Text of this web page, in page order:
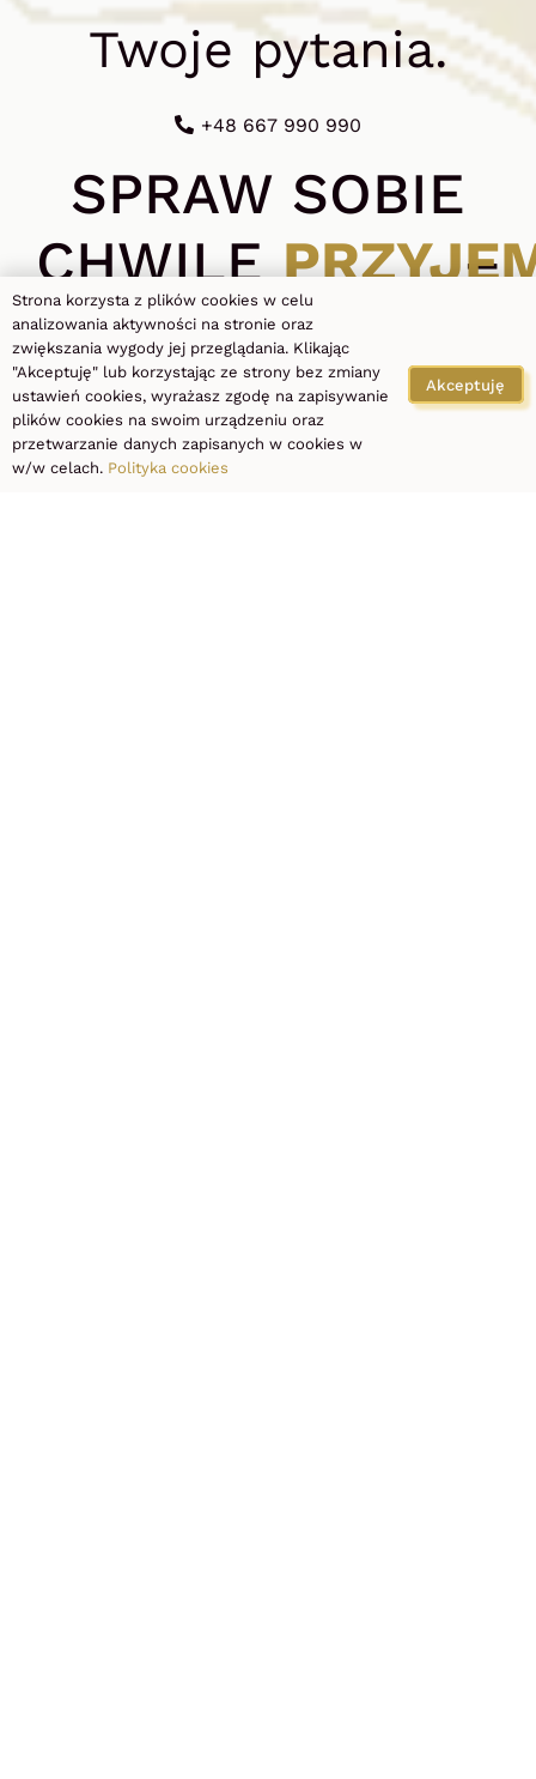
Twoje pytania.
+48 667 990 990
SPRAW SOBIE
CHWILĘ
–
WYBIERZ
ZABIEG I
ZAREZERWUJ
Strona korzysta z plików cookies w celu
analizowania aktywności na stronie oraz
zwiększania wygody jej przeglądania. Klikając
"Akceptuję" lub korzystając ze strony bez zmiany
ustawień cookies, wyrażasz zgodę na zapisywanie
plików cookies na swoim urządzeniu oraz
przetwarzanie danych zapisanych w cookies w
w/w celach. Polityka cookies
Akceptuję